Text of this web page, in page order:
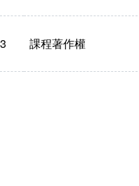
3 課程著作權